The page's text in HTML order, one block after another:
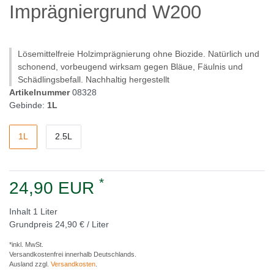
Imprägniergrund W200
Lösemittelfreie Holzimprägnierung ohne Biozide. Natürlich und
schonend, vorbeugend wirksam gegen Bläue, Fäulnis und
Schädlingsbefall. Nachhaltig hergestellt
Artikelnummer08328
Gebinde: 1L
1L 2.5L
24,90 EUR *
Inhalt 1 Liter
Grundpreis 24,90 € / Liter
*inkl. MwSt.
Versandkostenfrei innerhalb Deutschlands.
Ausland zzgl. Versandkosten